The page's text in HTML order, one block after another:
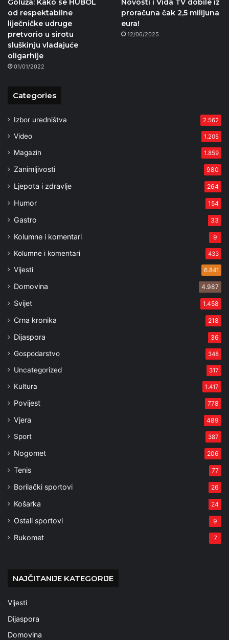
Goluža: Kako se HUBOL
od respektabilne
liječničke udruge
pretvorio u sirotu
sluškinju vladajuće
oligarhije
01/01/2022
Novosti i Vida TV dobile iz
proračuna čak 2,5 milijuna
eura!
12/06/2025
Categories
Izbor uredništva 2.562
Video 1.205
Magazin 1.859
Zanimljivosti 980
Ljepota i zdravlje 264
Humor 154
Gastro 33
Kolumne i komentari 9
Kolumne i komentari 433
Vijesti 6.841
Domovina 4.987
Svijet 1.458
Crna kronika 218
Dijaspora 36
Gospodarstvo 348
Uncategorized 317
Kultura 1.417
Povijest 778
Vjera 489
Sport 387
Nogomet 206
Tenis 77
Borilački sportovi 26
Košarka 24
Ostali sportovi 9
Rukomet 7
NAJČITANIJE KATEGORIJE
Vijesti
Dijaspora
Domovina